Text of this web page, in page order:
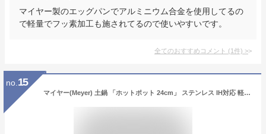
マイヤー製のエッグパンでアルミニウム合金を使用してるの
で軽量でフッ素加工も施されてるので使いやすいです。
全てのおすすめコメント (1件) >
no. 15
マイヤー(Meyer) 土鍋 「ホットポット 24cm」 ステンレス IH対応 軽量 【国内正規品】HP2-W24RD